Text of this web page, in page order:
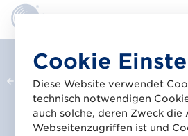
Inhalt
Zurück zur Übersicht
© REGAL Branchentreff 2026
Cookie
Diese Website verwendet
technisch notwendigen
auch solche, deren Zweck die
Webseitenzugriffen ist und